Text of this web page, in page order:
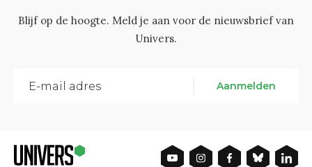
Blijf op de hoogte. Meld je aan voor de nieuwsbrief van
Univers.
Aanmelden